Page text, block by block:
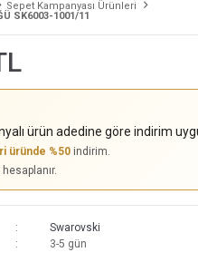
Sepet Kampanyası Ürünleri
SK6003-1001/11
ürün adedine göre indirim
üründe %50indirim.
Swarovski
3-5 gün